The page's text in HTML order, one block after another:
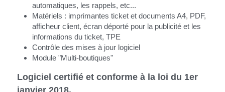
automatiques, les rappels, etc...
Matériels : imprimantes ticket et documents A4, PDF,
afficheur client, écran déporté pour la publicité et les
informations du ticket, TPE
Contrôle des mises à jour logiciel
Module "Multi-boutiques"
Logiciel certifié et conforme à la loi du 1er